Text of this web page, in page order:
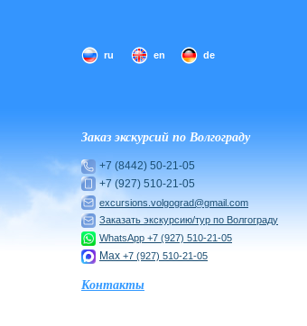
ru en de
Заказ экскурсий по Волгограду
+7 (8442) 50-21-05
+7 (927) 510-21-05
excursions.volgograd@gmail.com
Заказать экскурсию/тур по Волгограду
WhatsApp +7 (927) 510-21-05
Max +7 (927) 510-21-05
Контакты